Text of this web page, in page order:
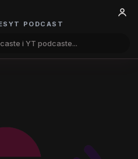
YT PODCAST